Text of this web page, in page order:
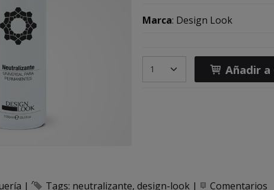
Marca: Design Look
Añadir
| Tags: neutralizante design-look | Comentarios